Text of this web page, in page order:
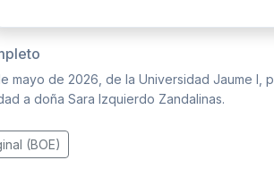
mayo de 2026, de la Universidad Jaume I,
a doña Sara Izquierdo Zandalinas.
(BOE)